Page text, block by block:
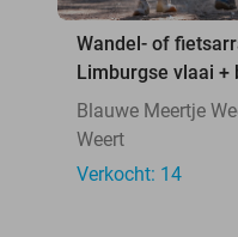
Wandel- of
Limburgse vlaai +
Blauwe Meertje
Weert
Verkocht: 14